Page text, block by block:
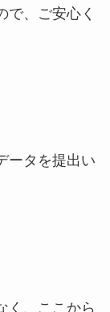
で、ご安心く
ータを提出い
く、ここから